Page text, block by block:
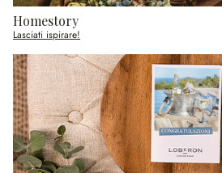
Homestory
Lasciati ispirare!